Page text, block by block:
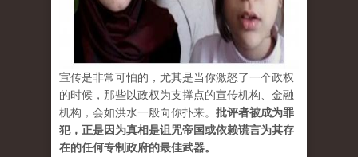
宣传是非常可怕的，尤其是当你激怒了一个政权
的时候，那些以政权为支撑点的宣传机构、金融
机构，会如洪水一般向你扑来。 批评者被成为罪
犯，正是因为真相是诅咒帝国或依赖谎言为其存
在的任何专制政府的最佳武器。